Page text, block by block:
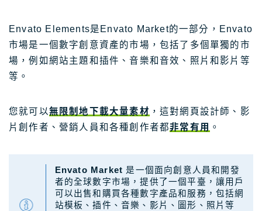
Envato Elements是Envato Market的一部分，Envato
市場是一個數字創意資產的市場，包括了多個單獨的市
場，例如網站主題和插件、音樂和音效、照片和影片等
等。
您就可以無限制地下載大量素材 ，這對網頁設計師、影
片創作者、營銷人員和各種創作者都非常有用 。
Envato Market 是一個面向創意人員和開發
者的全球數字市場，提供了一個平臺，讓用戶
可以出售和購買各種數字產品和服務，包括網
站模板、插件、音樂、影片、圖形、照片等